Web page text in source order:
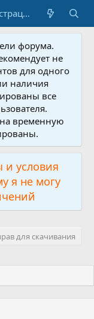
Регистрация
форума.
не
для одного
наличия
все
временную
и условия
я не могу
для скачивания